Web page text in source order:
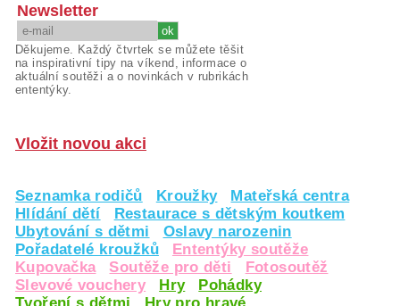
Newsletter
Děkujeme. Každý čtvrtek se můžete těšit
na inspirativní tipy na víkend, informace o
aktuální soutěži a o novinkách v rubrikách
ententýky.
Vložit novou akci
Seznamka rodičů Kroužky
Mateřská centra
Hlídání dětí
Restaurace s dětským koutkem
Ubytování s dětmi
Oslavy narozenin
Pořadatelé kroužků
Ententýky soutěže
Kupovačka
Soutěže pro děti
Fotosoutěž
Slevové vouchery
Hry
Pohádky
Tvoření s dětmi
Hry pro hravé